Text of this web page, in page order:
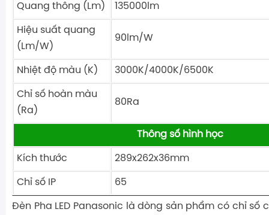
Quang thông (Lm) 135000lm
Hiệu suất quang
(Lm/W)
90lm/W
Nhiệt độ màu (K) 3000K/4000K/6500K
Chỉ số hoàn màu
(Ra)
80Ra
Thông số hình học
Kích thước 289x262x36mm
Chỉ số IP 65
Đèn Pha LED Panasonic là dòng sản phẩm có chỉ số